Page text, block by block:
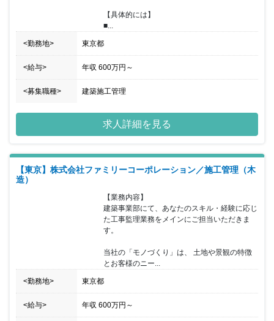
【具体的には】
■...
<勤務地> 東京都
<給与> 年収 600万円 ～
<募集職種> 建築施工管理
求人詳細を見る
【東京】株式会社ファミリーコーポレーション／施工管理（木
造）
【業務内容】
建築事業部にて、あなたのスキル・経験に応じ
た工事監理業務をメインにご担当いただきま
す。
当社の「モノづくり」は、 土地や景観の特徴
とお客様のニー...
<勤務地> 東京都
<給与> 年収 600万円 ～